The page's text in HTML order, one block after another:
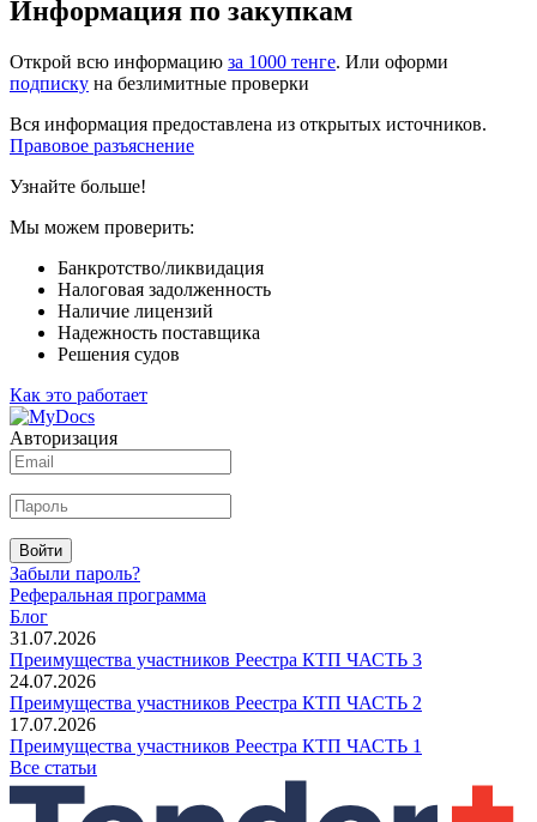
Информация по закупкам
Открой всю информацию за 1000 тенге. Или оформи
подписку на безлимитные проверки
Вся информация предоставлена из открытых источников.
Правовое разъяснение
Узнайте больше!
Мы можем проверить:
Банкротство/ликвидация
Налоговая задолженность
Наличие лицензий
Надежность поставщика
Решения судов
Как это работает
Авторизация
Войти
Забыли пароль?
Реферальная программа
Блог
31.07.2026
Преимущества участников Реестра КТП ЧАСТЬ 3
24.07.2026
Преимущества участников Реестра КТП ЧАСТЬ 2
17.07.2026
Преимущества участников Реестра КТП ЧАСТЬ 1
Все статьи